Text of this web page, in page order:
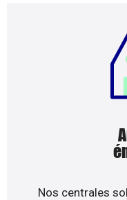
Nos centrales